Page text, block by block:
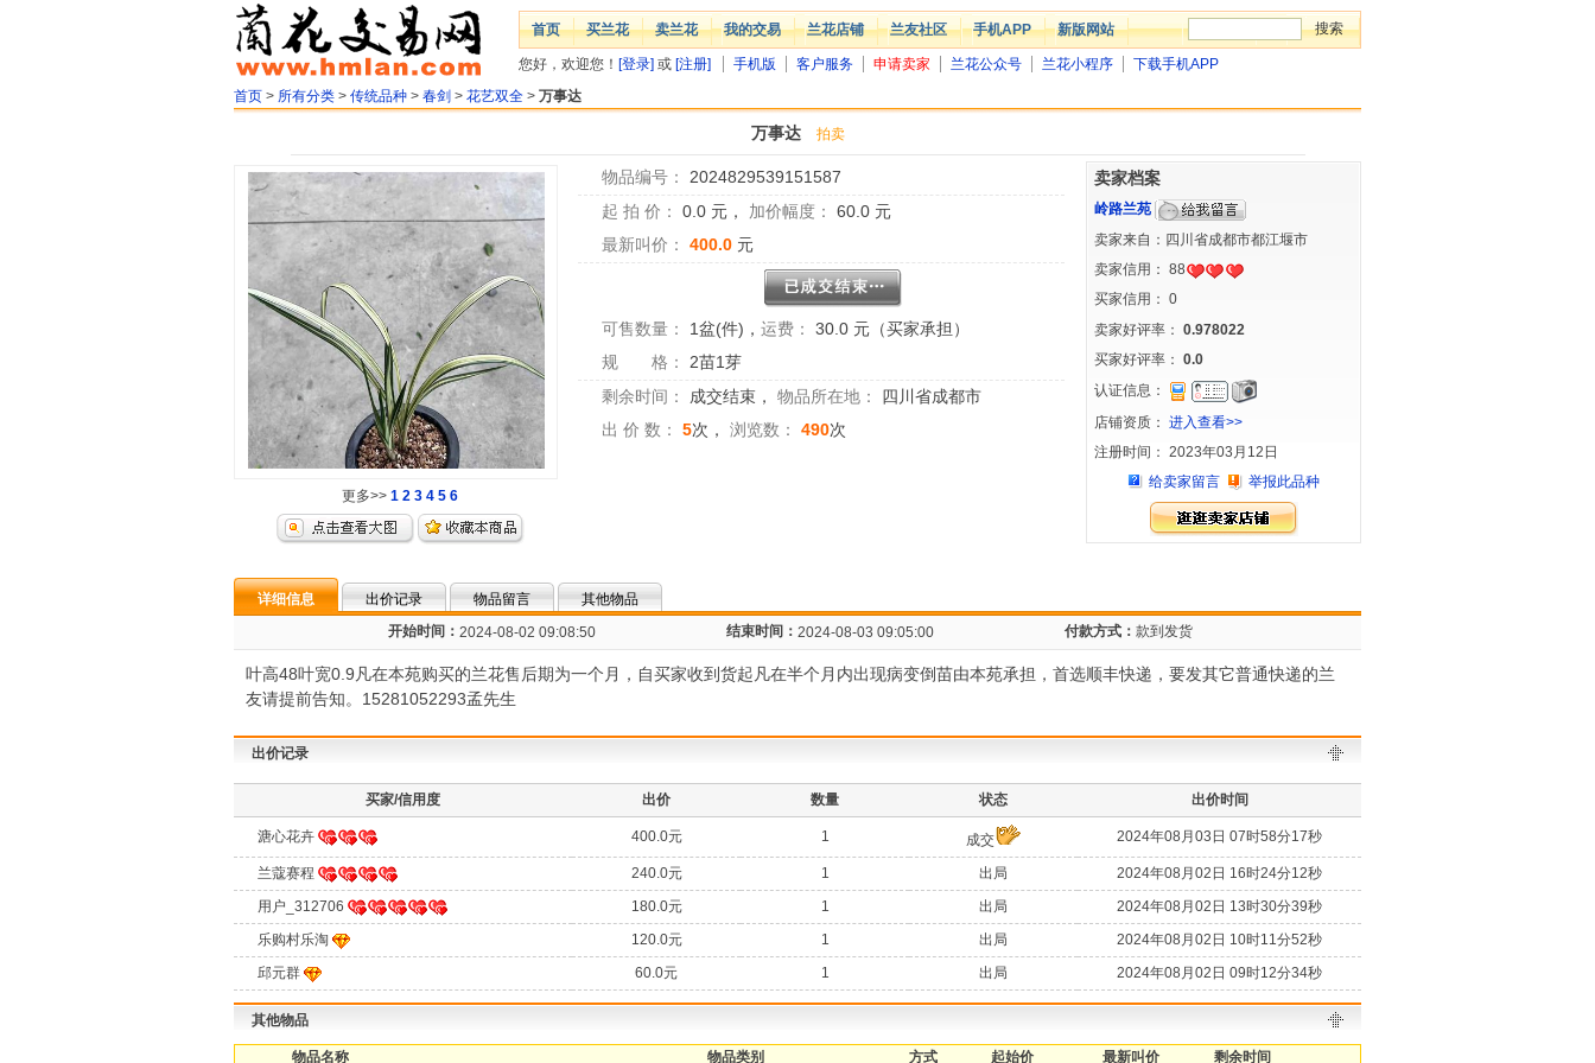
首页 买兰花 卖兰花 我的交易 兰花店铺 兰友社区 手机APP 新版网站
您好，欢迎您！ [登录] 或 [注册] 手机版 客户服务 申请卖家 兰花公众号 兰花小程序
下载手机APP
首页 > 所有分类 > 传统品种 > 春剑 > 花艺双全 > 万事达
万事达 拍卖
更多>> 1 2 3 4 5 6
物品编号：
2024829539151587
起 拍 价：
0.0 元， 加价幅度： 60.0 元
最新叫价：
400.0 元
可售数量： 1盆(件) ， 运费：
30.0 元（买家承担）
规 格：
2苗1芽
剩余时间：
成交结束 ， 物品所在地：
四川省成都市
出 价 数：
5次， 浏览数： 490次
卖家档案
岭路兰苑
卖家来自：四川省成都市都江堰市
卖家信用： 88
买家信用： 0
卖家好评率： 0.978022
买家好评率： 0.0
认证信息：
店铺资质： 进入查看>>
注册时间： 2023年03月12日
给卖家留言
举报此品种
详细信息 出价记录 物品留言
其他物品
开始时间： 2024-08-02 09:08:50 结束时间： 2024-08-03 09:05:00 付款方式： 款到发货
叶高48叶宽0.9凡在本苑购买的兰花售后期为一个月，自买家收到货起凡在半个月内出现病变倒苗由本苑承担，首选顺丰快递，要发其它普通快递的兰
友请提前告知。15281052293孟先生
出价记录
买家/信用度 出价 数量 状态 出价时间
溏心花卉 400.0元 1 成交 2024年08月03日 07时58分17秒
兰蔻赛程 240.0元 1 出局
2024年08月02日 16时24分12秒
用户_312706
180.0元 1 出局
2024年08月02日 13时30分39秒
乐购村乐淘
120.0元 1 出局
2024年08月02日 10时11分52秒
邱元群
60.0元 1 出局 2024年08月02日 09时12分34秒
其他物品
物品名称 物品类别 方式 起始价 最新叫价 剩余时间